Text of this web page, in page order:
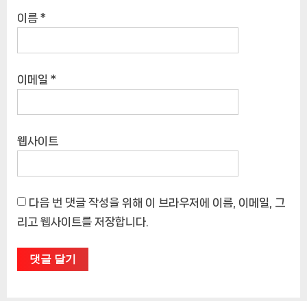
이름 *
이메일 *
웹사이트
다음 번 댓글 작성을 위해 이 브라우저에 이름, 이메일, 그
리고 웹사이트를 저장합니다.